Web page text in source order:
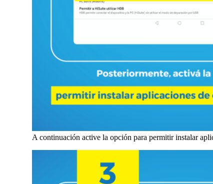
A continuación active la opción para permitir instalar